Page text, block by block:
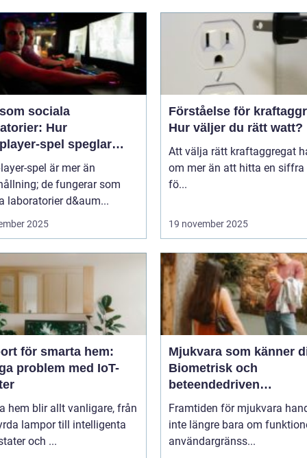
sociala
Hur
spel speglar
beteende
spel är mer än
de fungerar som
laboratorier d&aum...
2025
Förståelse för
Hur väljer du rätt watt?
Att välja rätt kraftaggregat
om mer än att hitta en siffra
fö...
19 november 2025
för smarta hem:
problem med IoT-
hem blir allt vanligare, från
lampor till intelligenta
och ...
Mjukvara som känner
Biometrisk och
beteendedriven
personalisering
Framtiden för mjukvara
inte längre bara om
användargränss...